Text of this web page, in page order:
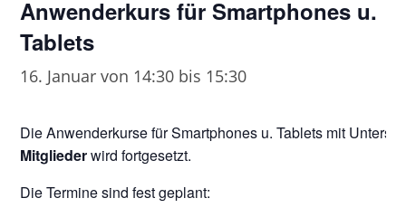
Anwenderkurs für Smartphones u.
Tablets
16. Januar von 14:30 bis 15:30
Die Anwenderkurse für Smartphones u. Tablets mit
Mitgliederwird fortgesetzt.
Die Termine sind fest geplant: